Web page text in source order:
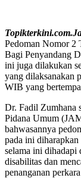
Pedoman Nomor 2
Bagi Penyandang
ini juga dilakukan
yang dilaksanakan
WIB yang
Dr. Fadil Zumhana
Pidana Umum
bahwasannya
pada ini diharapkan
selama ini dihadapi
disabilitas dan
penanganan